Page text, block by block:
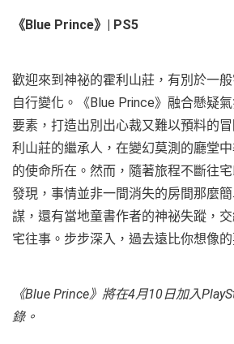
《Blue Prince》 | PS5
歡迎來到神祕的霍利山莊，有別於一
自行變化。《Blue Prince》融合懸疑
要素，打造出別出心裁又難以預料的
利山莊的繼承人，在變幻莫測的廳堂
的使命所在。然而，隨著旅程不斷往
發現，事情並非一間消失的房間那麼
謀，還有當地童書作者的神祕失蹤，
宅往事。步步深入，過去遠比你想像的
《Blue Prince》將在4月10日加入
錄。